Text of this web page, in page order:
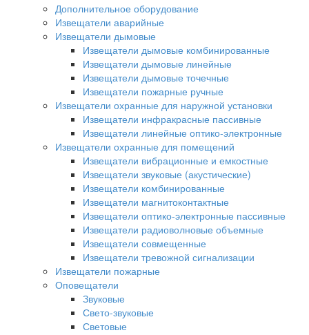
Дополнительное оборудование
Извещатели аварийные
Извещатели дымовые
Извещатели дымовые комбинированные
Извещатели дымовые линейные
Извещатели дымовые точечные
Извещатели пожарные ручные
Извещатели охранные для наружной установки
Извещатели инфракрасные пассивные
Извещатели линейные оптико-электронные
Извещатели охранные для помещений
Извещатели вибрационные и емкостные
Извещатели звуковые (акустические)
Извещатели комбинированные
Извещатели магнитоконтактные
Извещатели оптико-электронные пассивные
Извещатели радиоволновые объемные
Извещатели совмещенные
Извещатели тревожной сигнализации
Извещатели пожарные
Оповещатели
Звуковые
Свето-звуковые
Световые